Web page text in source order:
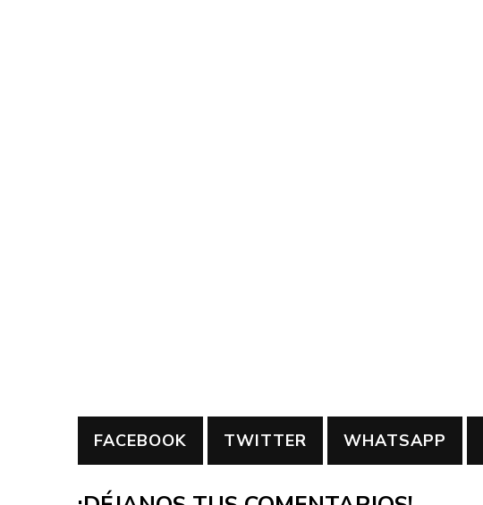
FACEBOOK TWITTER WHATSAPP